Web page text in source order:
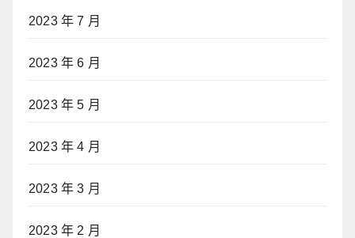
2023 年 7 月
2023 年 6 月
2023 年 5 月
2023 年 4 月
2023 年 3 月
2023 年 2 月